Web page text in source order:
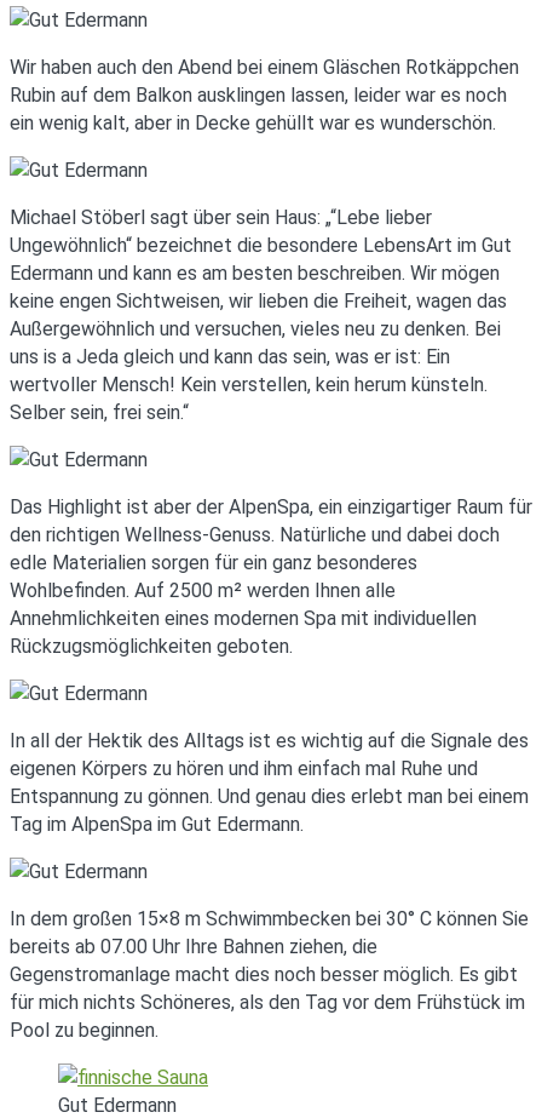
Wir haben auch den Abend bei einem Gläschen Rotkäppchen
Rubin auf dem Balkon ausklingen lassen, leider war es noch
ein wenig kalt, aber in Decke gehüllt war es wunderschön.
Michael Stöberl sagt über sein Haus: „“Lebe lieber
Ungewöhnlich“ bezeichnet die besondere LebensArt im Gut
Edermann und kann es am besten beschreiben. Wir mögen
keine engen Sichtweisen, wir lieben die Freiheit, wagen das
Außergewöhnlich und versuchen, vieles neu zu denken. Bei
uns is a Jeda gleich und kann das sein, was er ist: Ein
wertvoller Mensch! Kein verstellen, kein herum künsteln.
Selber sein, frei sein.“
Das Highlight ist aber der AlpenSpa, ein einzigartiger Raum für
den richtigen Wellness-Genuss. Natürliche und dabei doch
edle Materialien sorgen für ein ganz besonderes
Wohlbefinden. Auf 2500 m² werden Ihnen alle
Annehmlichkeiten eines modernen Spa mit individuellen
Rückzugsmöglichkeiten geboten.
In all der Hektik des Alltags ist es wichtig auf die Signale des
eigenen Körpers zu hören und ihm einfach mal Ruhe und
Entspannung zu gönnen. Und genau dies erlebt man bei einem
Tag im AlpenSpa im Gut Edermann.
In dem großen 15×8 m Schwimmbecken bei 30° C können Sie
bereits ab 07.00 Uhr Ihre Bahnen ziehen, die
Gegenstromanlage macht dies noch besser möglich. Es gibt
für mich nichts Schöneres, als den Tag vor dem Frühstück im
Pool zu beginnen.
Gut Edermann